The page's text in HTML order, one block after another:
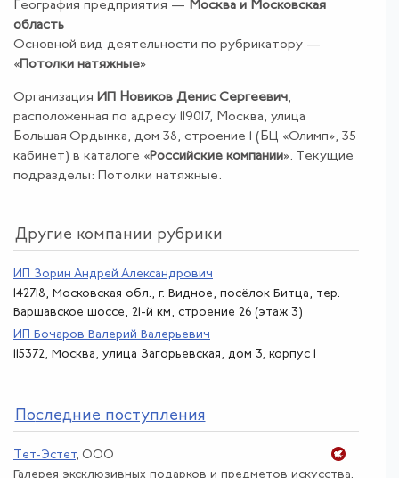
География предприятия — Москва и Московская
область
Основной вид деятельности по рубрикатору —
«Потолки натяжные»
Организация ИП Новиков Денис Сергеевич,
расположенная по адресу 119017, Москва, улица
Большая Ордынка, дом 38, строение 1 (БЦ «Олимп», 35
кабинет) в каталоге «Российские компании». Текущие
подразделы: Потолки натяжные.
Другие компании рубрики
ИП Зорин Андрей Александрович
142718, Московская обл., г. Видное, посёлок Битца, тер.
Варшавское шоссе, 21-й км, строение 26 (этаж 3)
ИП Бочаров Валерий Валерьевич
115372, Москва, улица Загорьевская, дом 3, корпус 1
Последние поступления
Тет-Эстет, ООО
Галерея эксклюзивных подарков и предметов искусства.